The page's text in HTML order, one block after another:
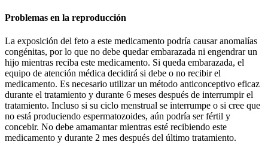
Problemas en la reproducción
La exposición del feto a este medicamento podría causar anomalías
congénitas, por lo que no debe quedar embarazada ni engendrar un
hijo mientras reciba este medicamento. Si queda embarazada, el
equipo de atención médica decidirá si debe o no recibir el
medicamento. Es necesario utilizar un método anticonceptivo eficaz
durante el tratamiento y durante 6 meses después de interrumpir el
tratamiento. Incluso si su ciclo menstrual se interrumpe o si cree que
no está produciendo espermatozoides, aún podría ser fértil y
concebir. No debe amamantar mientras esté recibiendo este
medicamento y durante 2 mes después del último tratamiento.